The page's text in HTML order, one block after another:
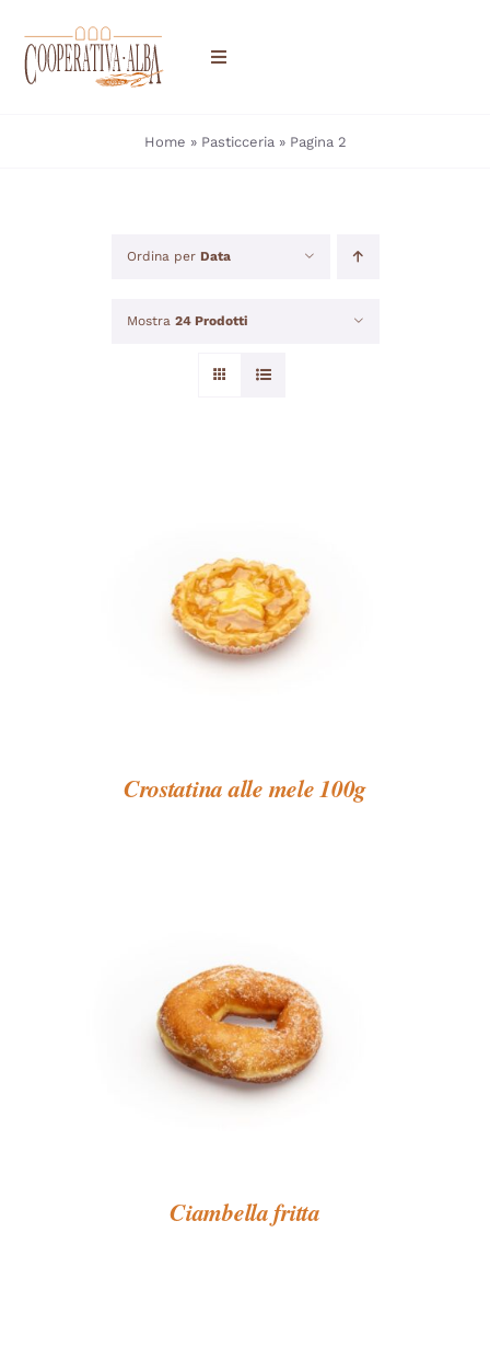
contenuto
Toggle
DOVE TROVARCI
Home » Pasticceria » Pagina 2
Ordina per Data
Mostra 24 Prodotti
Crostatina alle mele 100g
Ciambella fritta